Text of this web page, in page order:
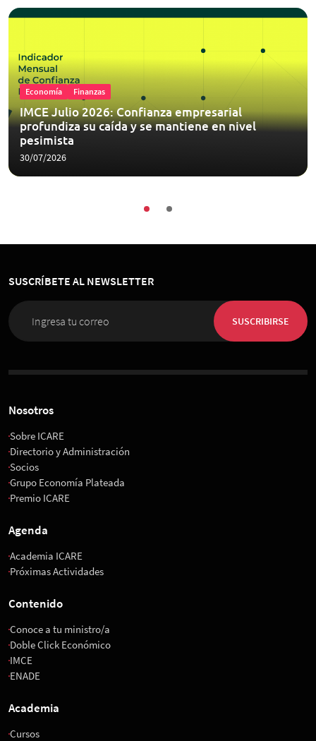
Economía Finanzas
IMCE Julio 2026: Confianza empresarial
profundiza su caída y se mantiene en nivel
pesimista
30/07/2026
SUSCRÍBETE AL NEWSLETTER
SUSCRIBIRSE
Nosotros
Sobre ICARE
Directorio y Administración
Socios
Grupo Economía Plateada
Premio ICARE
Agenda
Academia ICARE
Próximas Actividades
Contenido
Conoce a tu ministro/a
Doble Click Económico
IMCE
ENADE
Academia
Cursos